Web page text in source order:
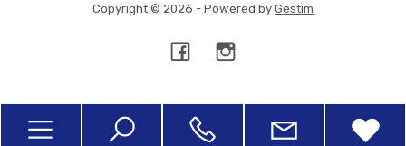
Copyright © 2026 - Powered by Gestim
Torna su